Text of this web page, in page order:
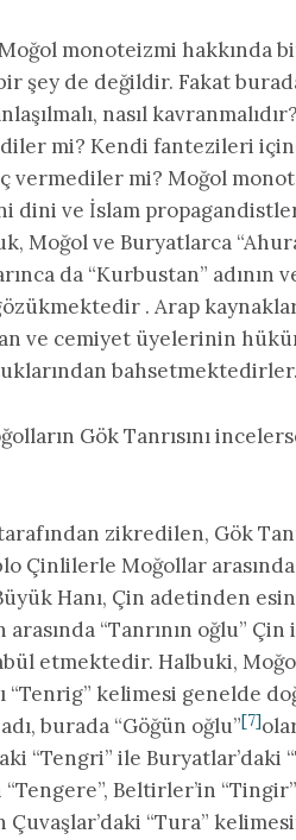
monoteizmi hakkında
şey de değildir. Fakat
nasıl kavranmalıdır?
mi? Kendi fantezileri
vermediler mi? Moğol
dini ve İslam
Moğol ve Buryatlarca
da “Kurbustan”
. Arap
ve cemiyet üyelerinin
bahsetmektedirler.
Gök Tanrısını
zikredilen, Gök
Çinlilerle Moğollar
Hanı, Çin adetinden
arasında “Tanrının oğlu”
etmektedir. Halbuki,
“Tenrig” kelimesi genelde
burada “Göğün oğlu”[7]
“Tengri” ile Buryatlar’daki
“Tengere”, Beltirler’in
“Tura”